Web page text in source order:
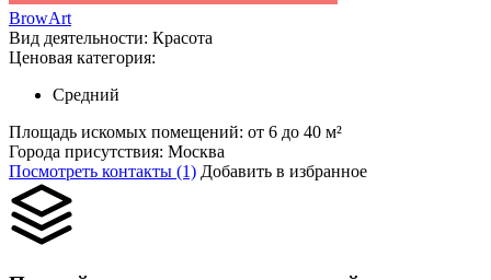
BrowArt
Вид деятельности: Красота
Ценовая категория:
Средний
Площадь искомых помещений: от 6 до 40 м²
Города присутствия: Москва
Посмотреть контакты (1) Добавить в избранное